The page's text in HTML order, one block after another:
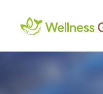
Wellness